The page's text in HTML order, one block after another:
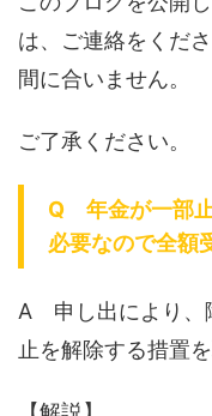
は、ご連絡をくだ
間に合いません。
ご了承ください。
Q 年金が一部
必要なので全額
A 申し出により、
止を解除する措置を